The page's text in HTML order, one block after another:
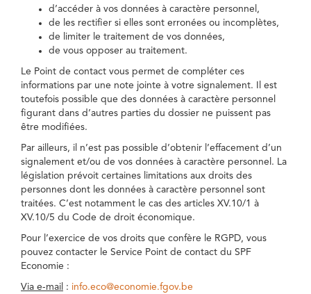
d’accéder à vos données à caractère personnel,
de les rectifier si elles sont erronées ou incomplètes,
de limiter le traitement de vos données,
de vous opposer au traitement.
Le Point de contact vous permet de compléter ces
informations par une note jointe à votre signalement. Il est
toutefois possible que des données à caractère personnel
figurant dans d’autres parties du dossier ne puissent pas
être modifiées.
Par ailleurs, il n’est pas possible d’obtenir l’effacement d’un
signalement et/ou de vos données à caractère personnel. La
législation prévoit certaines limitations aux droits des
personnes dont les données à caractère personnel sont
traitées. C’est notamment le cas des articles XV.10/1 à
XV.10/5 du Code de droit économique.
Pour l’exercice de vos droits que confère le RGPD, vous
pouvez contacter le Service Point de contact du SPF
Economie :
Via e-mail : info.eco@economie.fgov.be